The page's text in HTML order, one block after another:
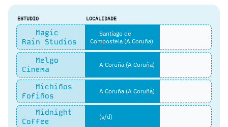
ESTUDIO LOCALIDADE
Magic
Rain Studios
Santiago de
Compostela (A Coruña)
Melgo
Cinema
A Coruña (A Coruña)
Michiños
Fofiños
A Coruña (A Coruña)
Midnight
Coffee
(s/d)